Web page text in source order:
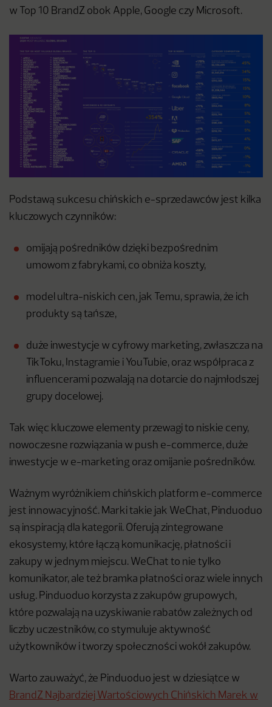
w Top 10 BrandZ obok Apple, Google czy Microsoft.
Podstawą sukcesu chińskich e-sprzedawców jest kilka
kluczowych czynników:
omijają pośredników dzięki bezpośrednim
umowom z fabrykami, co obniża koszty,
model ultra-niskich cen, jak Temu, sprawia, że ich
produkty są tańsze,
duże inwestycje w cyfrowy marketing, zwłaszcza na
TikToku, Instagramie i YouTubie, oraz współpraca z
influencerami pozwalają na dotarcie do najmłodszej
grupy docelowej.
Tak więc kluczowe elementy przewagi to niskie ceny,
nowoczesne rozwiązania w push e-commerce, duże
inwestycje w e-marketing oraz omijanie pośredników.
Ważnym wyróżnikiem chińskich platform e-commerce
jest innowacyjność. Marki takie jak WeChat, Pinduoduo
są inspiracją dla kategorii. Oferują zintegrowane
ekosystemy, które łączą komunikację, płatności i
zakupy w jednym miejscu. WeChat to nie tylko
komunikator, ale też bramka płatności oraz wiele innych
usług. Pinduoduo korzysta z zakupów grupowych,
które pozwalają na uzyskiwanie rabatów zależnych od
liczby uczestników, co stymuluje aktywność
użytkowników i tworzy społeczności wokół zakupów.
Warto zauważyć, że Pinduoduo jest w dziesiątce w
BrandZ Najbardziej Wartościowych Chińskich Marek w